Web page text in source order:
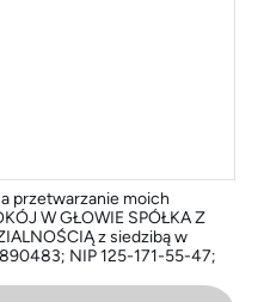
przetwarzanie moich
W GŁOWIE SPÓŁKA Z
z siedzibą w
NIP 125-171-55-47;